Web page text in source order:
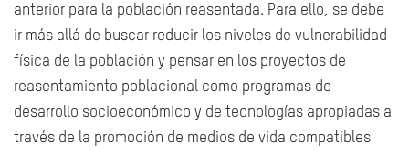
anterior para la población reasentada. Para ello, se debe
ir más allá de buscar reducir los niveles de vulnerabilidad
física de la población y pensar en los proyectos de
reasentamiento poblacional como programas de
desarrollo socioeconómico y de tecnologías apropiadas a
través de la promoción de medios de vida compatibles